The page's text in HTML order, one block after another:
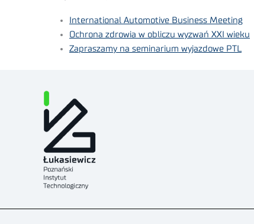
International Automotive Business Meeting
Ochrona zdrowia w obliczu wyzwań XXI wieku
Zapraszamy na seminarium wyjazdowe PTL